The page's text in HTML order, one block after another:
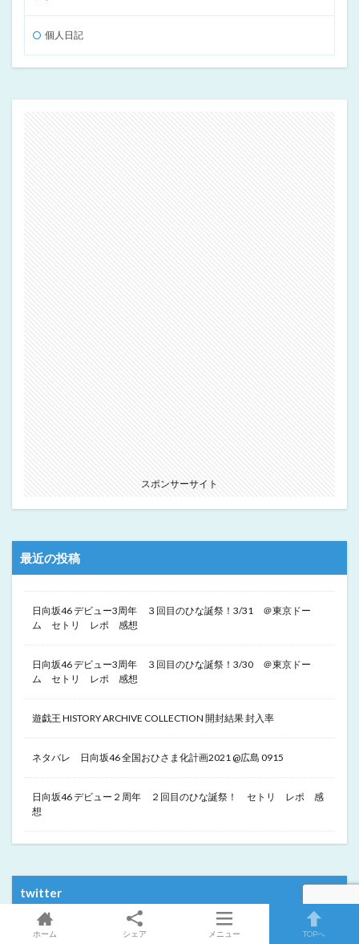
個人日記
スポンサーサイト
最近の投稿
日向坂46 デビュー3周年 ３回目のひな誕祭！3/31 ＠東京ドー
ム セトリ レポ 感想
日向坂46 デビュー3周年 ３回目のひな誕祭！3/30 ＠東京ドー
ム セトリ レポ 感想
遊戯王 HISTORY ARCHIVE COLLECTION 開封結果 封入率
ネタバレ 日向坂46 全国おひさま化計画2021 @広島 0915
日向坂46 デビュー２周年 ２回目のひな誕祭！ セトリ レポ 感
想
twitter
Tweets by 555Research
ホーム シェア メニュー TOPへ